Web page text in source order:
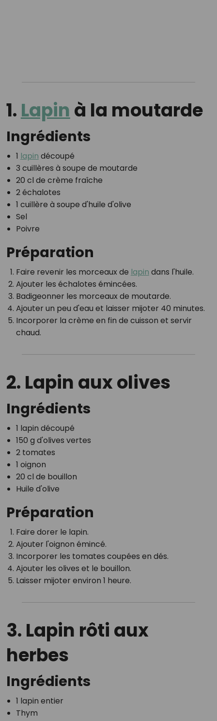
1. Lapin à la moutarde
Ingrédients
1 lapin découpé
3 cuillères à soupe de moutarde
20 cl de crème fraîche
2 échalotes
1 cuillère à soupe d'huile d'olive
Sel
Poivre
Préparation
Faire revenir les morceaux de lapin dans l'huile.
Ajouter les échalotes émincées.
Badigeonner les morceaux de moutarde.
Ajouter un peu d'eau et laisser mijoter 40 minutes.
Incorporer la crème en fin de cuisson et servir
chaud.
2. Lapin aux olives
Ingrédients
1 lapin découpé
150 g d'olives vertes
2 tomates
1 oignon
20 cl de bouillon
Huile d'olive
Préparation
Faire dorer le lapin.
Ajouter l'oignon émincé.
Incorporer les tomates coupées en dés.
Ajouter les olives et le bouillon.
Laisser mijoter environ 1 heure.
3. Lapin rôti aux
herbes
Ingrédients
1 lapin entier
Thym